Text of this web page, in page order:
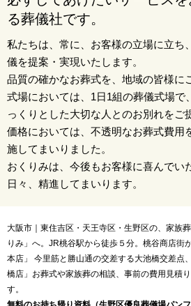
る葬儀社です。
私たちは、常に、お客様の立場に立ち
儀を提案・実現いたします。
品質の確かなお葬式を、地域の皆様に
式場においては、1日1組の葬儀式場で
っくりとした大切な人とのお別れをご
価格においては、不透明なお葬式費用
施してまいりました。
おくりみは、今後もお客様に喜んでい
日々、精進してまいります。
大阪市｜東住吉区・天王寺区・生野区の、家族
りみ」へ。JR桃谷駅から徒歩５分。桃谷商店街
本店」 今里筋と勝山通の交差する大池橋交差点
橋店」お葬式や家族葬の相談、事前の費用見積
す。